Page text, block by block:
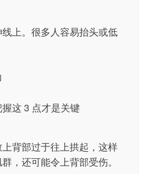
上。很多人容易抬头或低
背部过于往上拱起，这样
，还可能令上背部受伤。